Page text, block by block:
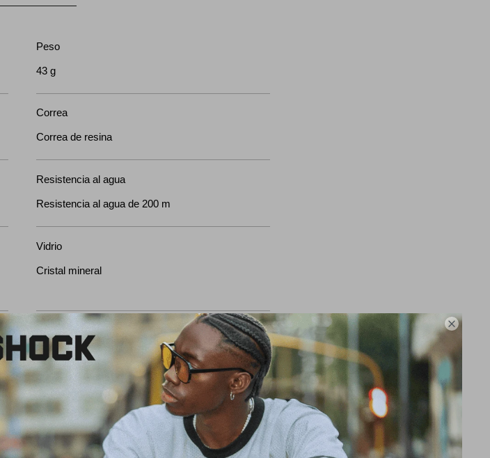

Peso
43 g
Correa
Correa de resina
Resistencia al agua
Resistencia al agua de 200 m
Vidrio
Cristal mineral
Cronómetro
Cronómetro de 1/100 segundos Capacidad de
medición: 23:59'59.99" Modos de medición: Tiempo
transcurrido, tiempo de división, tiempos de 1ª y 2ª
posiciones
Alarma/señal acústica cada hora